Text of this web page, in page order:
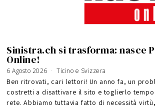
Sinistra.ch si trasforma: nasce
Online!
6 Agosto 2026 Ticino e Svizzera
Ben ritrovati, cari lettori! Un anno fa, un
costretti a disattivare il sito e toglierlo
rete. Abbiamo tuttavia fatto di necessità